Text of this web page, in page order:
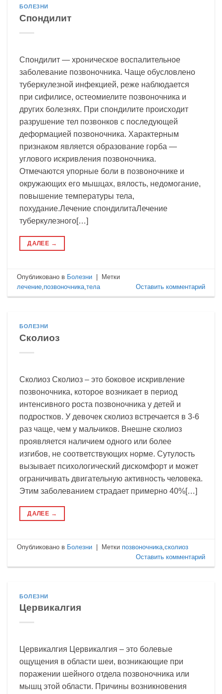
БОЛЕЗНИ
Спондилит
Спондилит — хроническое воспалительное
заболевание позвоночника. Чаще обусловлено
туберкулезной инфекцией, реже наблюдается
при сифилисе, остеомиелите позвоночника и
других болезнях. При спондилите происходит
разрушение тел позвонков с последующей
деформацией позвоночника. Характерным
признаком является образование горба —
углового искривления позвоночника.
Отмечаются упорные боли в позвоночнике и
окружающих его мышцах, вялость, недомогание,
повышение температуры тела,
похудание.Лечение спондилитаЛечение
туберкулезного[…]
ДАЛЕЕ →
Опубликовано в Болезни
Метки
лечение,позвоночника,тела Оставить комментарий
БОЛЕЗНИ
Сколиоз
Сколиоз Сколиоз – это боковое искривление
позвоночника, которое возникает в период
интенсивного роста позвоночника у детей и
подростков. У девочек сколиоз встречается в 3-6
раз чаще, чем у мальчиков. Внешне сколиоз
проявляется наличием одного или более
изгибов, не соответствующих норме. Сутулость
вызывает психологический дискомфорт и может
ограничивать двигательную активность человека.
Этим заболеванием страдает примерно 40%[…]
ДАЛЕЕ →
Опубликовано в Болезни Метки позвоночника ,сколиоз
Оставить комментарий
БОЛЕЗНИ
Цервикалгия
Цервикалгия Цервикалгия – это болевые
ощущения в области шеи, возникающие при
поражении шейного отдела позвоночника или
мышц этой области. Причины возникновения